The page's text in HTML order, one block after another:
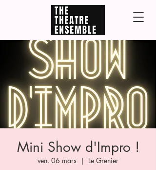
Mini Show d'Impro !
ven. 06 mars
  |
Le Grenier